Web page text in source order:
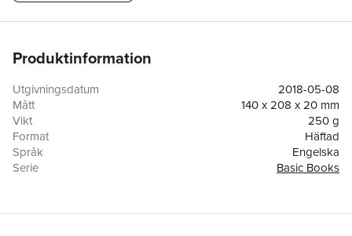
Produktinformation
Utgivningsdatum
2018-05-08
Mått
140 x 208 x 20 mm
Vikt
250 g
Format
Häftad
Språk
Engelska
Serie
Basic Books
ISBN
9781541644533